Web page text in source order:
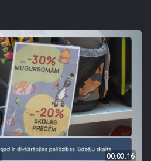
00:03:16